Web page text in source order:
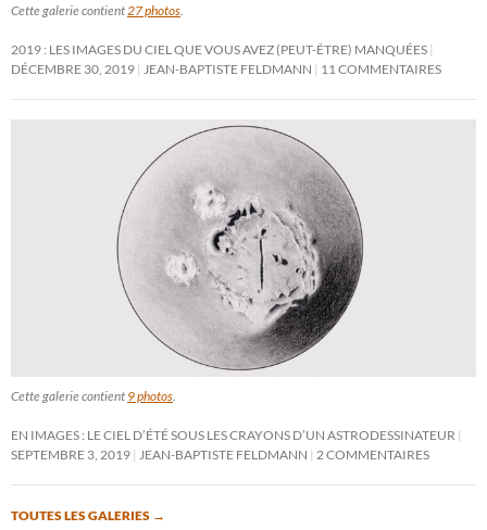
Cette galerie contient 27 photos
2019 : LES IMAGES DU CIEL QUE VOUS AVEZ (PEUT-ÊTRE) MANQUÉES
DÉCEMBRE 30, 2019
JEAN-BAPTISTE FELDMANN 11 COMMENTAIRES
Cette galerie contient 9 photos
EN IMAGES : LE CIEL D’ÉTÉ SOUS LES CRAYONS D’UN ASTRODESSINATEUR
SEPTEMBRE 3, 2019
JEAN-BAPTISTE FELDMANN 2 COMMENTAIRES
TOUTES LES GALERIES →